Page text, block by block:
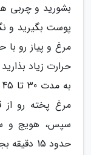
بشورید و چربی
پوست بگیرید و
حرارت زیاد
مرغ پخته رو از
سپس، هویج و
حدود 15